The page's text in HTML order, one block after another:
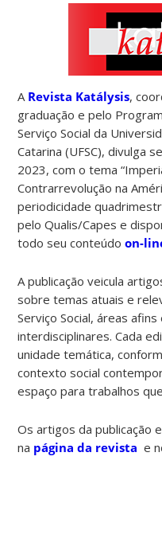
A Revista Katálysis,
graduação e pelo
Serviço Social da
Catarina (UFSC), divulga
2023, com o tema
Contrarrevolução na
periodicidade
pelo Qualis/Capes e
todo seu conteúdoon-
A publicação veicula
sobre temas atuais e
Serviço Social, áreas
interdisciplinares. Cada
unidade temática,
contexto social
espaço para trabalhos
Os artigos da publicação
na página da revista e